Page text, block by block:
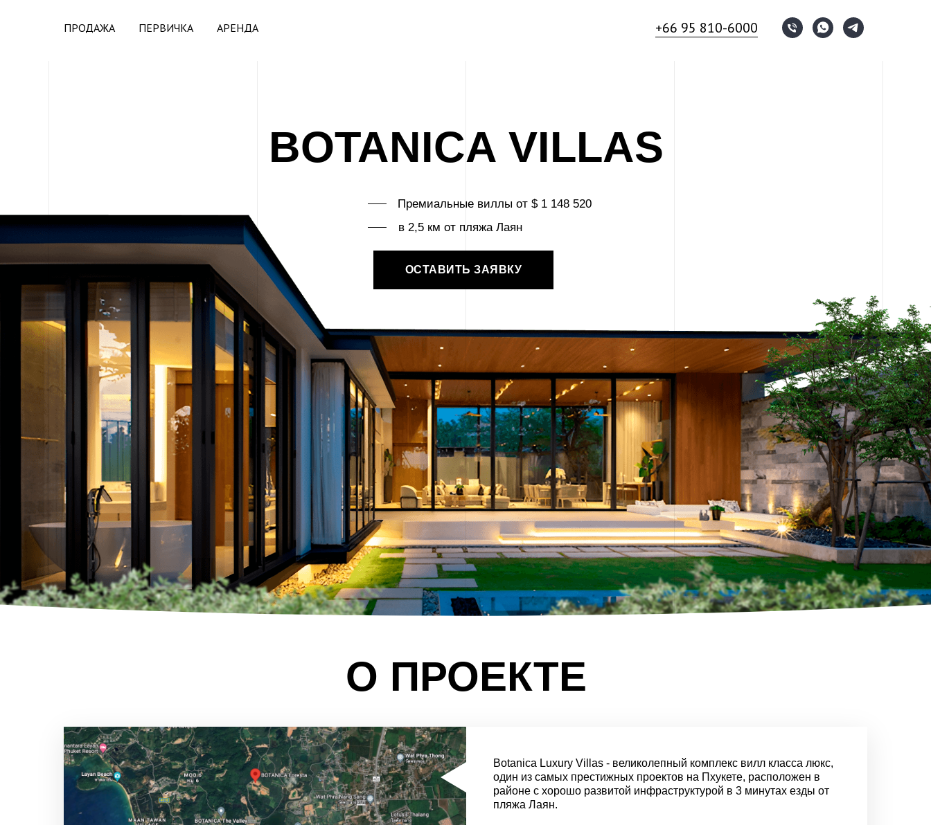
ПРОДАЖА ПЕРВИЧКА АРЕНДА +66 95 810-6000
BOTANICA VILLAS
в 2,5 км от пляжа Лаян
Премиальные виллы от $ 1 148 520
ОСТАВИТЬ ЗАЯВКУ
О ПРОЕКТЕ
Botanica Luxury Villas - великолепный комплекс вилл класса люкс,
один из самых престижных проектов на Пхукете, расположен в
районе с хорошо развитой инфраструктурой в 3 минутах езды от
пляжа Лаян.